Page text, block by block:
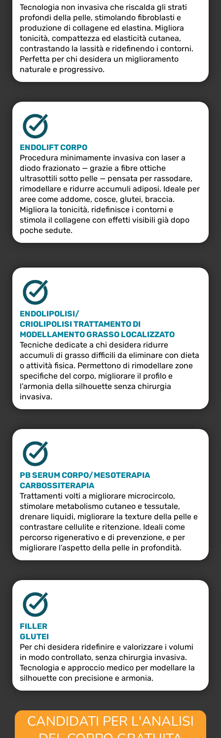
Tecnologia non invasiva che riscalda gli strati
profondi della pelle, stimolando fibroblasti e
produzione di collagene ed elastina. Migliora
tonicità, compattezza ed elasticità cutanea,
contrastando la lassità e ridefinendo i contorni.
Perfetta per chi desidera un miglioramento
naturale e progressivo.
ENDOLIFT CORPO
Procedura minimamente invasiva con laser a
diodo frazionato — grazie a fibre ottiche
ultrasottili sotto pelle — pensata per rassodare,
rimodellare e ridurre accumuli adiposi. Ideale per
aree come addome, cosce, glutei, braccia.
Migliora la tonicità, ridefinisce i contorni e
stimola il collagene con effetti visibili già dopo
poche sedute.
ENDOLIPOLISI/
CRIOLIPOLISI TRATTAMENTO DI
MODELLAMENTO GRASSO LOCALIZZATO
Tecniche dedicate a chi desidera ridurre
accumuli di grasso difficili da eliminare con dieta
o attività fisica. Permettono di rimodellare zone
specifiche del corpo, migliorare il profilo e
l’armonia della silhouette senza chirurgia
invasiva.
PB SERUM CORPO/MESOTERAPIA
CARBOSSITERAPIA
Trattamenti volti a migliorare microcircolo,
stimolare metabolismo cutaneo e tessutale,
drenare liquidi, migliorare la texture della pelle e
contrastare cellulite e ritenzione. Ideali come
percorso rigenerativo e di prevenzione, e per
migliorare l’aspetto della pelle in profondità.
FILLER
GLUTEI
Per chi desidera ridefinire e valorizzare i volumi
in modo controllato, senza chirurgia invasiva.
Tecnologia e approccio medico per modellare la
silhouette con precisione e armonia.
CANDIDATI PER L'ANALISI